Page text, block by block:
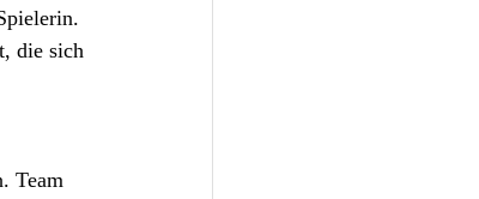
die sich
Team